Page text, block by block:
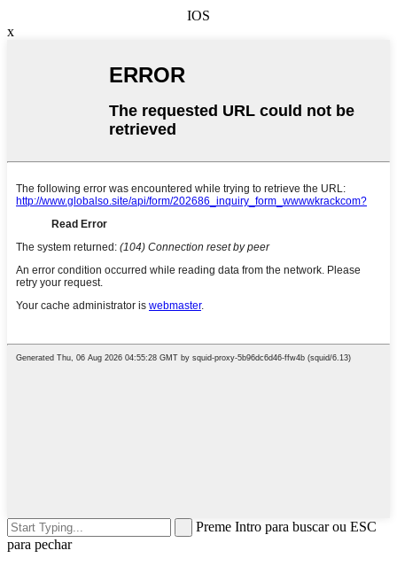
IOS
x
Preme Intro para buscar ou ESC
para pechar